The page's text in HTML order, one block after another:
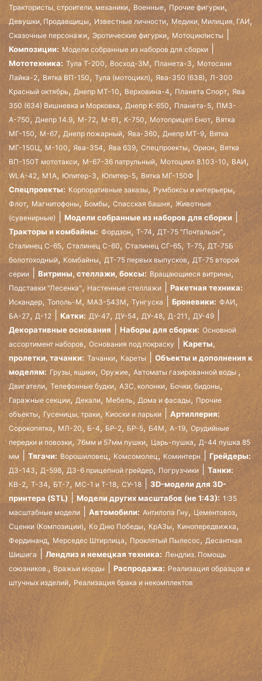
Трактористы, строители, механики, Военные, Прочие фигурки,
Девушки, Продавщицы, Известные личности, Медики, Милиция, ГАИ,
Сказочные персонажи, Эротические фигурки, Мотоциклисты
Композиции: Модели собранные из наборов для сборки
Мототехника: Тула Т-200, Восход-3М, Планета-3, Мотосани
Лайка-2, Вятка ВП-150, Тула (мотоцикл), Ява-350 (638), Л-300
Красный октябрь, Днепр МТ-10, Верховина-4, Планета Спорт, Ява
350 (634) Вишневка и Морковка, Днепр К-650, Планета-5,ПМЗ-
А-750, Днепр 14.9, М-72, М-61 , К-750, Мотоприцеп Енот, Вятка
МГ-150, М-67, Днепр пожарный, Ява-360, Днепр МТ-9, Вятка
МГ-150Ц, М-100, Ява-354, Ява 639,Спецпроекты, Орион, Вятка
ВП-150Т мототакси, М-67-36 патрульный, Мотоцикл 8.103-10, ВАИ,
WLA-42, М1А, Юпитер-3, Юпитер-5, Вятка МГ-150Ф
Спецпроекты: Корпоративные заказы, Румбоксы и интерьеры,
Флот, Магнитофоны, Бомбы, Спасская башня,Животные
(сувенирные)
Модели собранные из наборов для сборки
Тракторы и комбайны: Фордзон, Т-74, ДТ-75 "Почтальон",
Сталинец С-65,Сталинец С-60, Сталинец СГ-65, Т-75, ДТ-75Б
болотоходный,Комбайны,ДТ-75 первых выпусков, ДТ-75 второй
серии
Витрины, стеллажи, боксы: Вращающиеся витрины,
Подставки "Лесенка", Настенные стеллажи Ракетная техника:
Искандер,Тополь-М, МАЗ-543М, Тунгуска Броневики: ФАИ,
БА-27, Д-12 Катки: ДУ-47, ДУ-54, ДУ-48, Д-211 , ДУ-49
Декоративные основания Наборы для сборки: Основной
ассортимент наборов, Основания под покраску
Кареты,
пролетки, тачанки: Тачанки, Кареты
Объекты и дополнения к
моделям: Грузы, ящики, Оружие,Автоматы газированной воды ,
Двигатели, Телефонные будки, АЗС, колонки, Бочки, бидоны,
Гаражные секции, Декали, Мебель,Дома и фасады, Прочие
объекты, Гусеницы, траки, Киоски и ларьки Артиллерия:
Сорокопятка, МЛ-20, Б-4, БР-2, БР-5, Б4М, А-19, Орудийные
передки и повозки, 76мм и 57мм пушки, Царь-пушка, Д-44 пушка 85
мм
Тягачи: Ворошиловец, Комсомолец, Коминтерн Грейдеры:
ДЗ-143, Д-598, ДЗ-6 прицепной грейдер, Погрузчики Танки:
КВ-2, Т-34, БТ-7, МС-1 и Т-18, СУ-18
3D-модели для 3D-
принтера (STL)
Модели других масштабов (не 1:43): 1:35
масштабные модели
Автомобили: Антилопа Гну, Цементовоз,
Сценки (Композиции),Ко Дню Победы, КрАЗы, Кинопередвижка,
Фердинанд, Мерседес Штирлица, Проклятый Пылесос, Десантная
Шишига
Лендлиз и немецкая техника: Лендлиз. Помощь
союзников., Вражьи морды Распродажа: Реализация образцов и
штучных изделий, Реализация брака и некомплектов